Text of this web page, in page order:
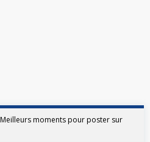
Meilleurs moments pour poster sur